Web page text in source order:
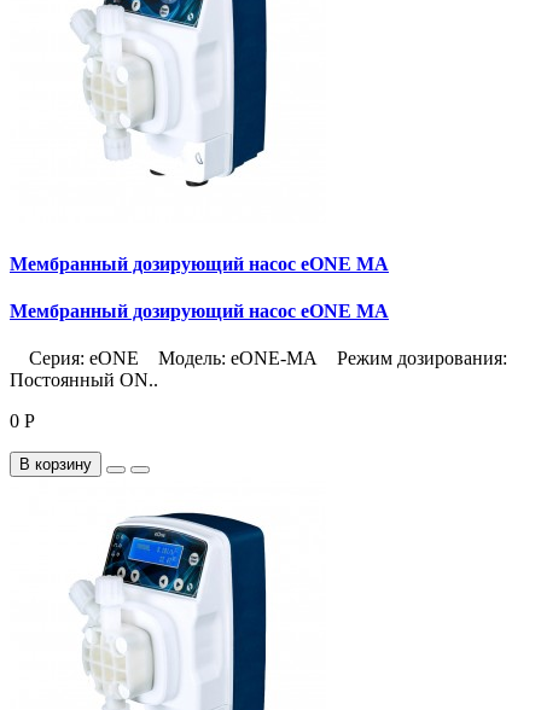
Мембранный дозирующий насос eONE MA
Мембранный дозирующий насос eONE MA
Серия: eONE Модель: eONE-MA Режим дозирования:
Постоянный ON..
0 Р
В корзину